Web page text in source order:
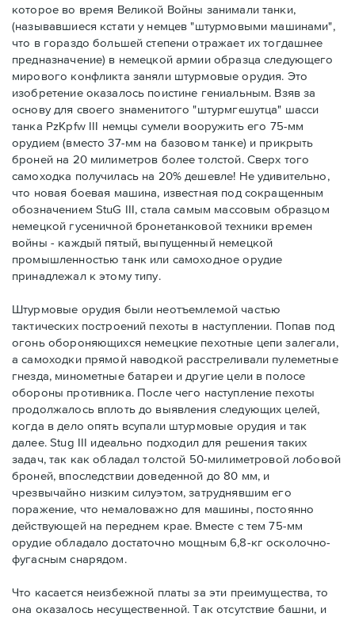
которое во время Великой Войны занимали танки,
(называвшиеся кстати у немцев "штурмовыми машинами",
что в гораздо большей степени отражает их тогдашнее
предназначение) в немецкой армии образца следующего
мирового конфликта заняли штурмовые орудия. Это
изобретение оказалось поистине гениальным. Взяв за
основу для своего знаменитого "штурмгешутца" шасси
танка PzKpfw III немцы сумели вооружить его 75-мм
орудием (вместо 37-мм на базовом танке) и прикрыть
броней на 20 милиметров более толстой. Сверх того
самоходка получилась на 20% дешевле! Не удивительно,
что новая боевая машина, известная под сокращенным
обозначением StuG III, стала самым массовым образцом
немецкой гусеничной бронетанковой техники времен
войны - каждый пятый, выпущенный немецкой
промышленностью танк или самоходное орудие
принадлежал к этому типу.
Штурмовые орудия были неотъемлемой частью
тактических построений пехоты в наступлении. Попав под
огонь обороняющихся немецкие пехотные цепи залегали,
а самоходки прямой наводкой расстреливали пулеметные
гнезда, минометные батареи и другие цели в полосе
обороны противника. После чего наступление пехоты
продолжалось вплоть до выявления следующих целей,
когда в дело опять всупали штурмовые орудия и так
далее. Stug III идеально подходил для решения таких
задач, так как обладал толстой 50-милиметровой лобовой
броней, впоследствии доведенной до 80 мм, и
чрезвычайно низким силуэтом, затруднявшим его
поражение, что немаловажно для машины, постоянно
действующей на переднем крае. Вместе с тем 75-мм
орудие обладало достаточно мощным 6,8-кг осколочно-
фугасным снарядом.
Что касается неизбежной платы за эти преимущества, то
она оказалось несущественной. Так отсутствие башни, и